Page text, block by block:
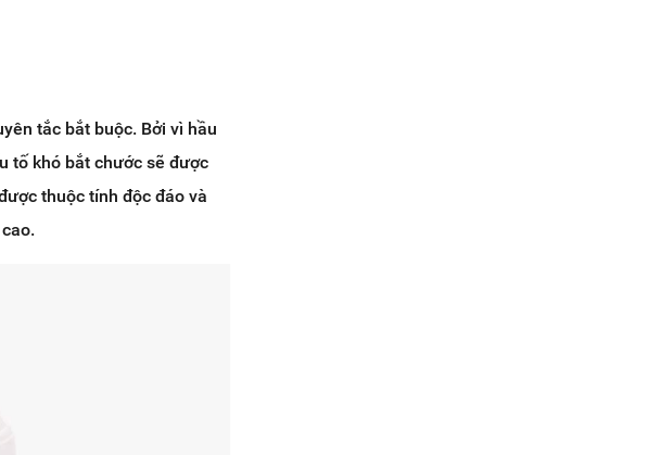
tắc bắt buộc. Bởi vì hầu
tố khó bắt chước sẽ được
thuộc tính độc đáo và